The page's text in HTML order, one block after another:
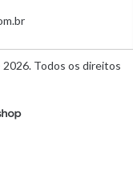
Todos os direitos